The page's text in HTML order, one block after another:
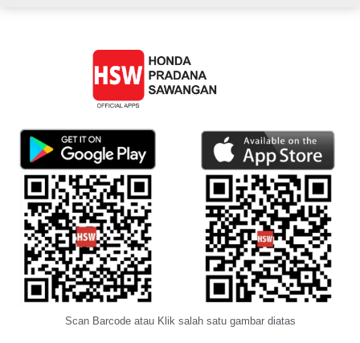
Scan Barcode atau Klik salah satu gambar diatas